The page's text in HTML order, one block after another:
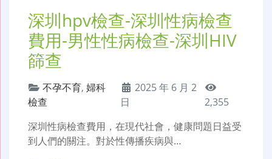
深圳hpv檢查-深圳性病檢查
費用-男性性病檢查-深圳HIV
篩查
不孕不育, 婦科
檢查
2025 年 6 月 2
日
2,355
深圳性病檢查費用，在現代社會，健康問題日益受
到人們的關注。對於性傳播疾病與…